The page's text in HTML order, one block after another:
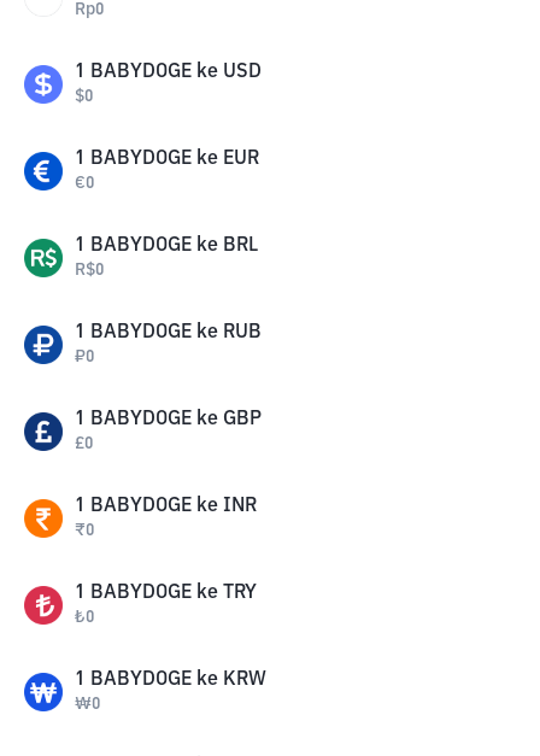
Rp0
1 BABYDOGE ke USD
$0
1 BABYDOGE ke EUR
€0
1 BABYDOGE ke BRL
R$0
1 BABYDOGE ke RUB
₽0
1 BABYDOGE ke GBP
£0
1 BABYDOGE ke INR
₹0
1 BABYDOGE ke TRY
₺0
1 BABYDOGE ke KRW
₩0